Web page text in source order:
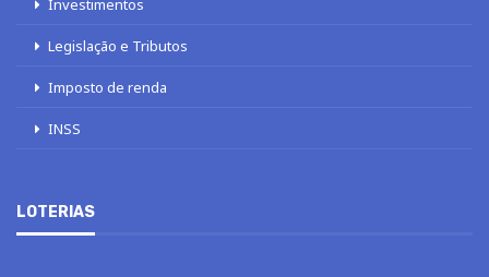
Investimentos
Legislação e Tributos
Imposto de renda
INSS
LOTERIAS